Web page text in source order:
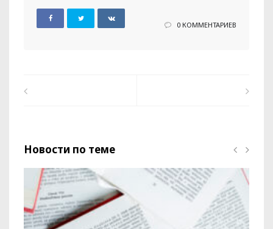
0 КОММЕНТАРИЕВ
Новости по теме